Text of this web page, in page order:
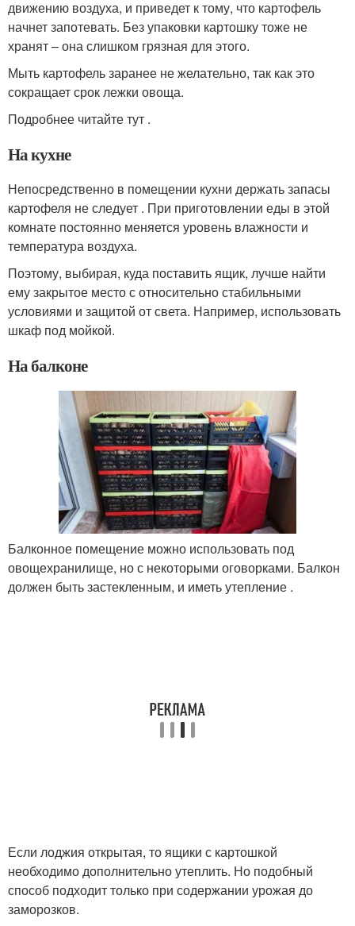
движению воздуха, и приведет к тому, что картофель
начнет запотевать. Без упаковки картошку тоже не
хранят – она слишком грязная для этого.
Мыть картофель заранее не желательно, так как это
сокращает срок лежки овоща.
Подробнее читайте тут .
На кухне
Непосредственно в помещении кухни держать запасы
картофеля не следует . При приготовлении еды в этой
комнате постоянно меняется уровень влажности и
температура воздуха.
Поэтому, выбирая, куда поставить ящик, лучше найти
ему закрытое место с относительно стабильными
условиями и защитой от света. Например, использовать
шкаф под мойкой.
На балконе
Балконное помещение можно использовать под
овощехранилище, но с некоторыми оговорками. Балкон
должен быть застекленным, и иметь утепление .
Если лоджия открытая, то ящики с картошкой
необходимо дополнительно утеплить. Но подобный
способ подходит только при содержании урожая до
заморозков.